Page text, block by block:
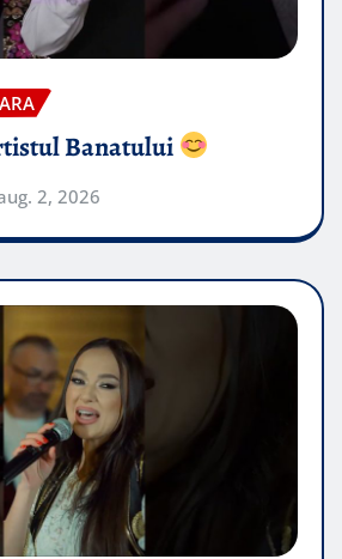
Banatului
2, 2026